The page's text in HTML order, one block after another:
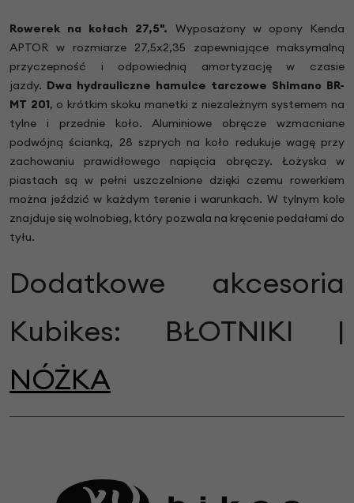
Rowerek na kołach 27,5". Wyposażony w opony Kenda
APTOR w rozmiarze 27,5x2,35 zapewniające maksymalną
przyczepność i odpowiednią amortyzację w czasie
jazdy. Dwa hydrauliczne hamulce tarczowe Shimano BR-
MT 201, o krótkim skoku manetki z niezależnym systemem na
tylne i przednie koło. Aluminiowe obręcze wzmacniane
podwójną ścianką, 28 szprych na koło redukuje wagę przy
zachowaniu prawidłowego napięcia obręczy. Łożyska w
piastach są w pełni uszczelnione dzięki czemu rowerkiem
można jeździć w każdym terenie i warunkach. W tylnym kole
znajduje się wolnobieg, który pozwala na kręcenie pedałami do
tyłu.
Dodatkowe akcesoria
Kubikes: BŁOTNIKI |
NÓŻKA